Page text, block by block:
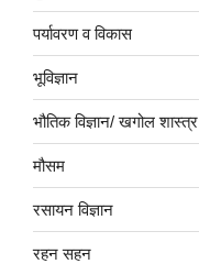
पर्यावरण व विकास
भूविज्ञान
भौतिक विज्ञान/ खगोल शास्त्र
मौसम
रसायन विज्ञान
रहन सहन